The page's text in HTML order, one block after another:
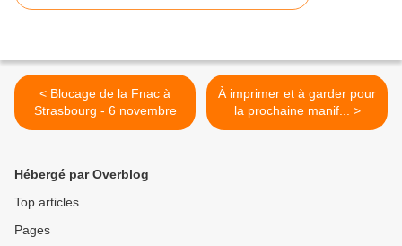
< Blocage de la Fnac à
Strasbourg - 6 novembre
À imprimer et à garder pour
la prochaine manif... >
Hébergé par Overblog
Top articles
Pages